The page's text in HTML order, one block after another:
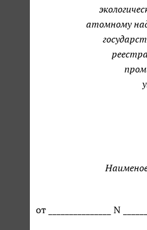
атомному
от _______________ N